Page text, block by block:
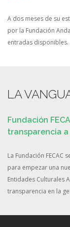
A dos meses de su
por la Fundación
entradas disponibles.
LA
Fundación
transparencia a
La Fundación FECAC
para empezar una
Entidades Culturales
transparencia en la